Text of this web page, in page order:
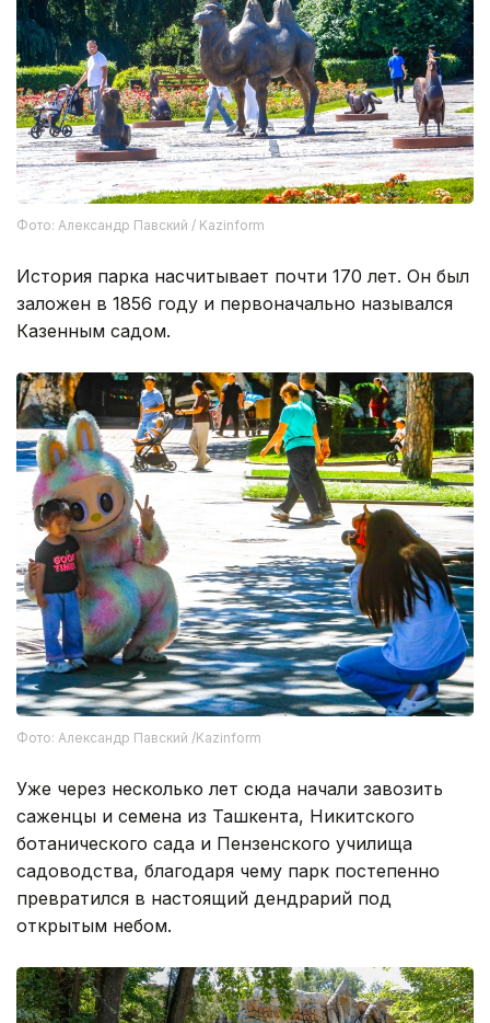
Фото: Александр Павский / Kazinform
История парка насчитывает почти 170 лет. Он был
заложен в 1856 году и первоначально назывался
Казенным садом.
Фото: Александр Павский /Kazinform
Уже через несколько лет сюда начали завозить
саженцы и семена из Ташкента, Никитского
ботанического сада и Пензенского училища
садоводства, благодаря чему парк постепенно
превратился в настоящий дендрарий под
открытым небом.